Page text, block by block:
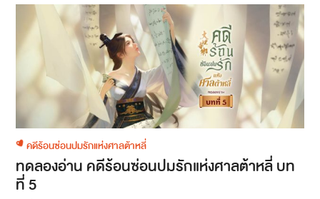
คดีร้อนซ่อนปมรักแห่งศาลต้าหลี่
ทดลองอ่าน คดีร้อนซ่อนปมรักแห่งศาลต้าหลี่ บท
ที่ 5